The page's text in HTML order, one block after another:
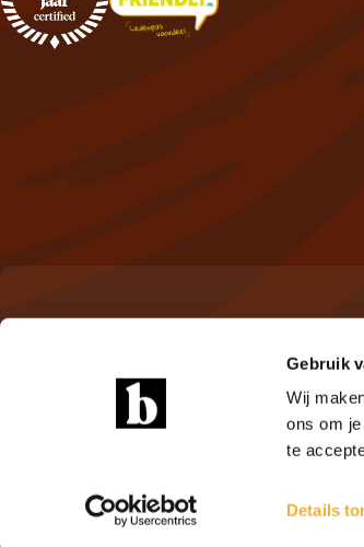
Gebruik
Wij
ons om
te
Details
Ontdek als eerste de nieuwste